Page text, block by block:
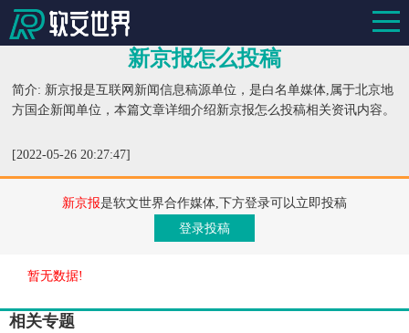
新京报怎么投稿
简介: 新京报是互联网新闻信息稿源单位，是白名单媒体,属于北京地
方国企新闻单位，本篇文章详细介绍新京报怎么投稿相关资讯内容。
[2022-05-26 20:27:47]
新京报是软文世界合作媒体,下方登录可以立即投稿
登录投稿
暂无数据!
相关专题